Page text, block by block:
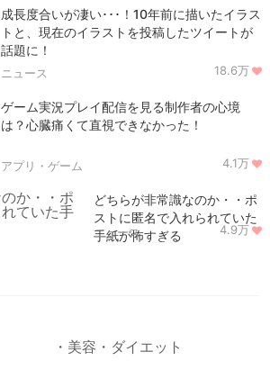
成長度合いが凄い･･･！10年前に描いたイラス
トと、現在のイラストを投稿したツイートが
話題に！
ニュース 18.6万
ゲーム実況プレイ配信を見る制作者の心境
は？心臓痛くて直視できなかった！
アプリ・ゲーム 4.1万
どちらが非常識なのか・・ポ
ストに匿名で入れられていた
手紙が怖すぎる
ニュース 4.9万
美容・ダイエット